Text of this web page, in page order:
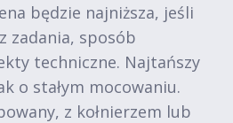
będzie najniższa, jeśli
zadania, sposób
techniczne. Najtańszy
o stałym mocowaniu.
z kołnierzem lub